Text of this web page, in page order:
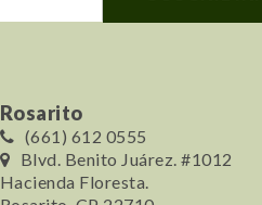
Rosarito
(661) 612 0555
Blvd. Benito Juárez. #1012
Hacienda Floresta.